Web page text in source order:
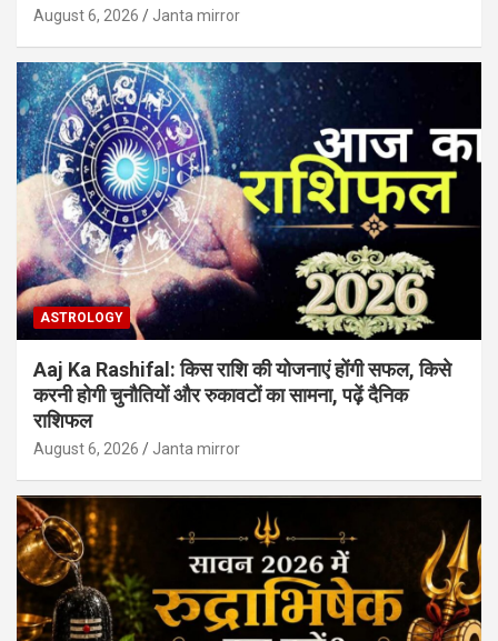
August 6, 2026 Janta mirror
ASTROLOGY
Aaj Ka Rashifal: किस राशि की योजनाएं होंगी सफल, किसे
करनी होगी चुनौतियों और रुकावटों का सामना, पढ़ें दैनिक
राशिफल
August 6, 2026 Janta mirror